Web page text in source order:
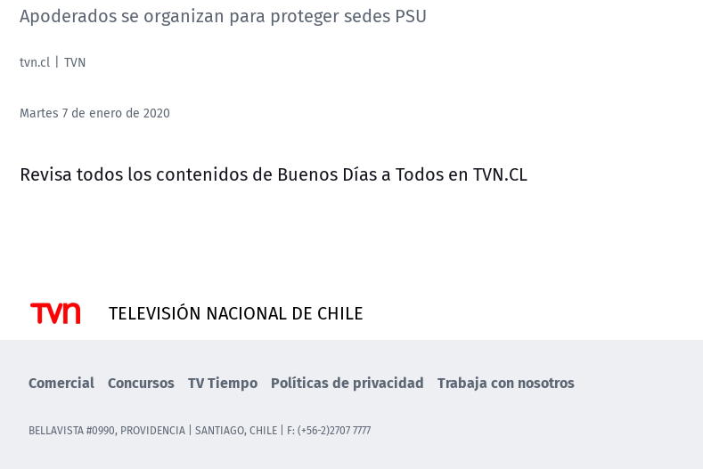
Apoderados se organizan para proteger sedes PSU
tvn.cl TVN
Martes 7 de enero de 2020
Revisa todos los contenidos de Buenos Días a Todos en TVN.CL
TELEVISIÓN NACIONAL DE CHILE
Comercial Concursos TV Tiempo Políticas de privacidad Trabaja con nosotros
BELLAVISTA #0990, PROVIDENCIA | SANTIAGO, CHILE | F: (+56-2)2707 7777